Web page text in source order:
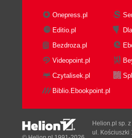
Onepress.pl
Editio.pl
Bezdroza.pl
Videopoint.pl
Czytalisek.pl
Biblio.Ebookpoint.pl
Helion.pl sp. z
ul. Kościuszki